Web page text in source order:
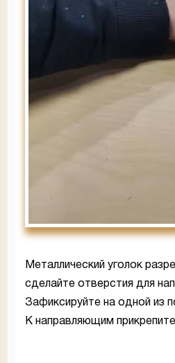
Металлический уголок
сделайте отверстия для
Зафиксируйте на одной из
К направляющим